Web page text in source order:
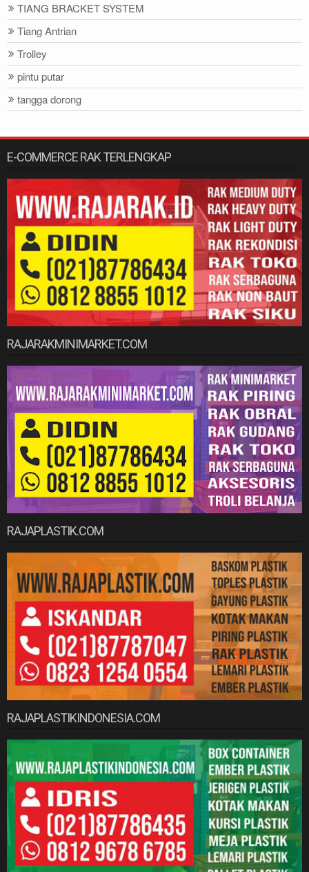
TIANG BRACKET SYSTEM
Tiang Antrian
Trolley
pintu putar
tangga dorong
E-COMMERCE RAK TERLENGKAP
RAJARAKMINIMARKET.COM
RAJAPLASTIK.COM
RAJAPLASTIKINDONESIA.COM